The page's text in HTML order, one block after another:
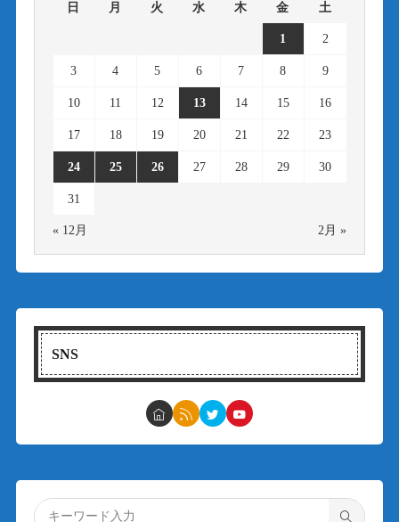
日 月 火 水 木 金 土
1 2
3 4 5 6 7 8 9
10 11 12 13 14 15 16
17 18 19 20 21 22 23
24 25 26 27 28 29 30
31
« 12月 2月 »
SNS